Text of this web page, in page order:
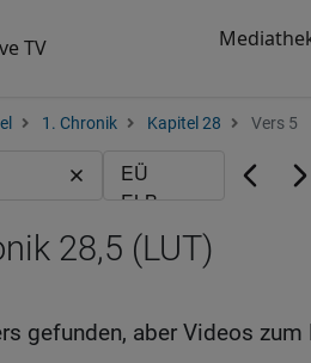
TV
1. Chronik Kapitel 28 Vers 5
28,5 (LUT)
gefunden, aber Videos zum